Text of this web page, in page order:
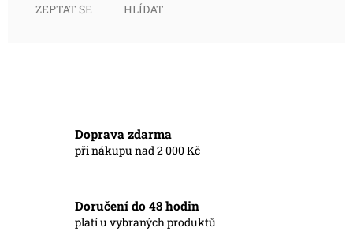
ZEPTAT SE HLÍDAT
Doprava zdarma
při nákupu nad 2 000 Kč
Doručení do 48 hodin
platí u vybraných produktů